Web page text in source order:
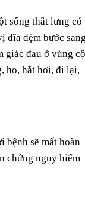
sống thắt lưng có
đĩa đệm bước sang
giác đau ở vùng
ho, hắt hơi, đi lại,
bệnh sẽ mất hoàn
chứng nguy hiểm